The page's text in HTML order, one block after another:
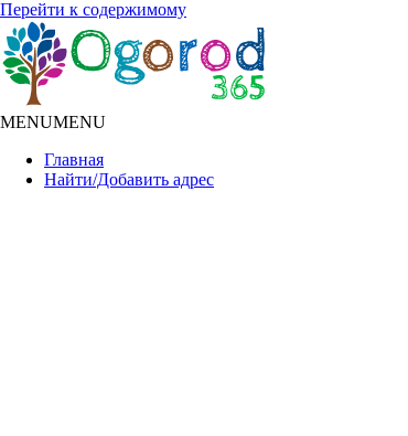
Перейти к содержимому
MENUMENU
Главная
Найти/Добавить адрес